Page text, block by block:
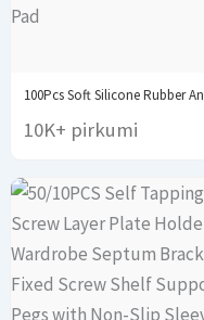
10K+ pirkumi